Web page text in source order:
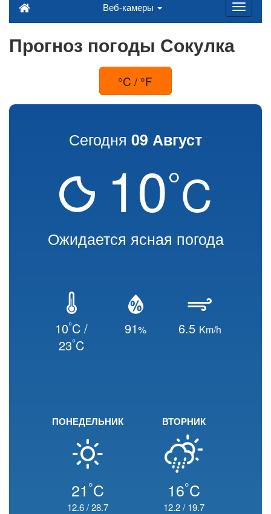
Веб-камеры
Прогноз погоды Сокулка
°C / °F
Сегодня 09 Август
10°C
Ожидается ясная погода
10°C /
23°C
91% 6.5 Km/h
ПОНЕДЕЛЬНИК
21 °C
12.6/28.7
ВТОРНИК
16°C
12.2/ 19.7